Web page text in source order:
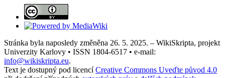
Stránka byla naposledy změněna 26. 5. 2025. – WikiSkripta, projekt
Univerzity Karlovy • ISSN 1804-6517 • e-mail:
info@wikiskripta.eu.
Text je dostupný pod licencíCreative Commons Uveďte původ 4.0